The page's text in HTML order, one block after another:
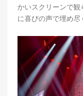
かいスクリーンで
に喜びの声で埋め尽